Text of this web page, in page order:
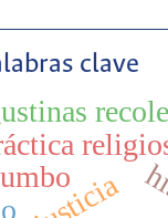
clave